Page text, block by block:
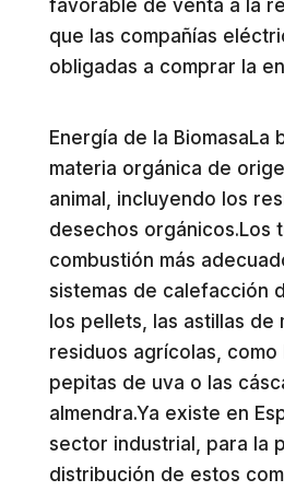
favorable de venta a la
que las compañías
obligadas a comprar la
Energía de la BiomasaLa
materia orgánica de
animal, incluyendo los
desechos orgánicos.Los
combustión más
sistemas de calefacción
los pellets, las astillas de
residuos agrícolas, como
pepitas de uva o las
almendra.Ya existe en
sector industrial, para la
distribución de estos